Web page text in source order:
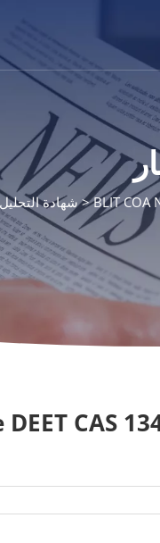
شهادة التحليل BLIT COA
CAS